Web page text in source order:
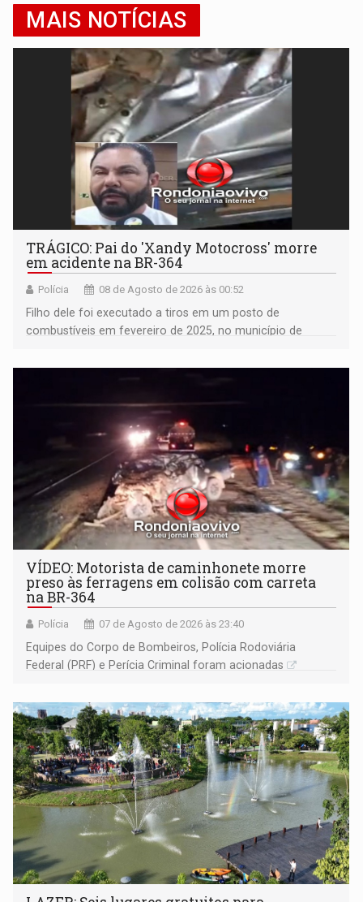
MAIS NOTÍCIAS
TRÁGICO: Pai do 'Xandy Motocross' morre
em acidente na BR-364
Polícia 08 de Agosto de 2026 às 00:52
Filho dele foi executado a tiros em um posto de
combustíveis em fevereiro de 2025, no município de
VÍDEO: Motorista de caminhonete morre
preso às ferragens em colisão com carreta
na BR-364
Polícia 07 de Agosto de 2026 às 23:40
Equipes do Corpo de Bombeiros, Polícia Rodoviária
Federal (PRF) e Perícia Criminal foram acionadas